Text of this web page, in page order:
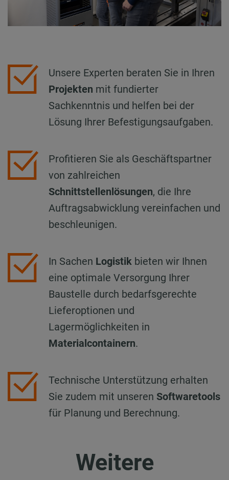
Unsere Experten beraten Sie in Ihren
Projekten mit fundierter
Sachkenntnis und helfen bei der
Lösung Ihrer Befestigungsaufgaben.
Profitieren Sie als Geschäftspartner
von zahlreichen
Schnittstellenlösungen, die Ihre
Auftragsabwicklung vereinfachen und
beschleunigen.
In Sachen Logistik bieten wir Ihnen
eine optimale Versorgung Ihrer
Baustelle durch bedarfsgerechte
Lieferoptionen und
Lagermöglichkeiten in
Materialcontainern.
Technische Unterstützung erhalten
Sie zudem mit unseren Softwaretools
für Planung und Berechnung.
Weitere